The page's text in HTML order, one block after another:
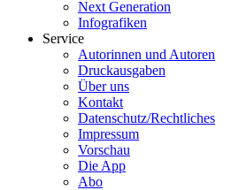
Next Generation
Infografiken
Service
Autorinnen und Autoren
Druckausgaben
Über uns
Kontakt
Datenschutz/Rechtliches
Impressum
Vorschau
Die App
Abo